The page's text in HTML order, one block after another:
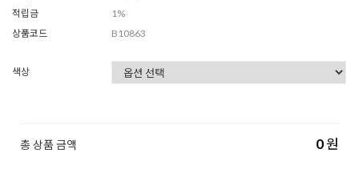
적립금
1%
상품코드
B10863
색상
총 상품 금액 0원